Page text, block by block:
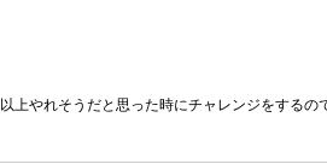
上やれそうだと思った時にチャレンジをするの